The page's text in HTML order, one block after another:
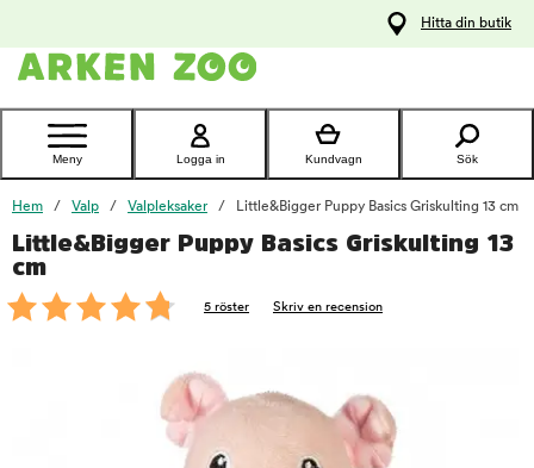
Kontakta
Hitta din butik
Meny Logga in Kundvagn Sök
Hem Valp Valpleksaker Little&Bigger Puppy Basics Griskulting 13 cm
Little&Bigger Puppy Basics Griskulting 13
cm
5 röster Skriv en recension
foo